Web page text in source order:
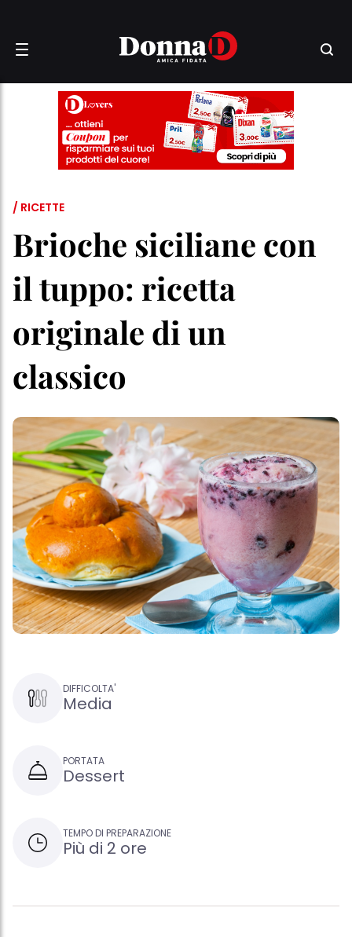
/ RICETTE
Brioche siciliane con
il tuppo: ricetta
originale di un
classico
DIFFICOLTA'
Media
PORTATA
Dessert
TEMPO DI PREPARAZIONE
Più di 2 ore